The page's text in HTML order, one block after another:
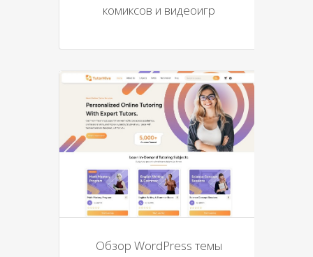
комиксов и видеоигр
Обзор WordPress темы